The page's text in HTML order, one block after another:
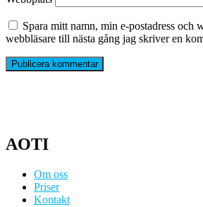
Spara mitt namn, min e-postadress och
webbläsare till nästa gång jag skriver en
AOTI
Om oss
Priser
Kontakt